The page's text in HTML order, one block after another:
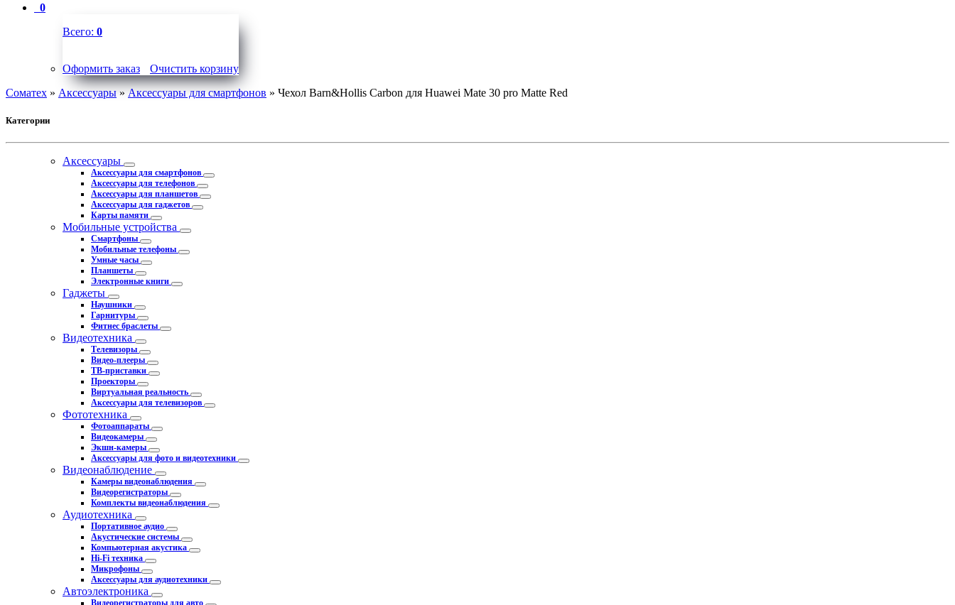
0
Всего: 0
Оформить заказ
Очистить корзину
Соматех » Аксессуары»Аксессуары для смартфонов » Чехол Barn&Hollis Carbon для Huawei Mate 30 pro Matte Red
Категории
Аксессуары
Аксессуары для смартфонов
Аксессуары для телефонов
Аксессуары для планшетов
Аксессуары для гаджетов
Карты памяти
Мобильные устройства
Смартфоны
Мобильные телефоны
Умные часы
Планшеты
Электронные книги
Гаджеты
Наушники
Гарнитуры
Фитнес браслеты
Видеотехника
Телевизоры
Видео-плееры
ТВ-приставки
Проекторы
Виртуальная реальность
Аксессуары для телевизоров
Фототехника
Фотоаппараты
Видеокамеры
Экшн-камеры
Аксессуары для фото и видеотехники
Видеонаблюдение
Камеры видеонаблюдения
Видеорегистраторы
Комплекты видеонаблюдения
Аудиотехника
Портативное аудио
Акустические системы
Компьютерная акустика
Hi-Fi техника
Микрофоны
Аксессуары для аудиотехники
Автоэлектроника